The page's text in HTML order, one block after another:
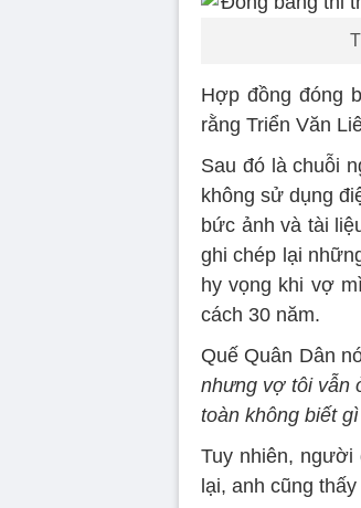
Hợp đồng đóng
rằng Triển Văn
Sau đó là chuỗi
không sử dụng
bức ảnh và tài
ghi chép lại
hy vọng khi vợ
cách 30 năm.
Quế Quân Dân
nhưng vợ tôi vẫn
toàn không biết
Tuy nhiên, người
lại, anh cũng